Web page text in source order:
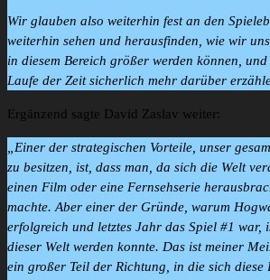
Wir glauben also weiterhin fest an den
weiterhin sehen und herausfinden, wie wir
in diesem Bereich größer werden können,
Laufe der Zeit sicherlich mehr darüber
Ergänzend sagte David Zaslav weiter:
„Einer der strategischen Vorteile, unser
zu besitzen, ist, dass man, da sich die Welt
einen Film oder eine Fernsehserie
machte. Aber einer der Gründe, warum
erfolgreich und letztes Jahr das Spiel #1 war,
dieser Welt werden konnte. Das ist meiner
ein großer Teil der Richtung, in die sich diese